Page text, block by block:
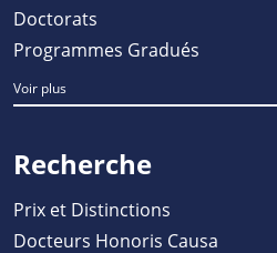
Doctorats
Programmes Gradués
Voir plus
Recherche
Prix et Distinctions
Docteurs Honoris Causa